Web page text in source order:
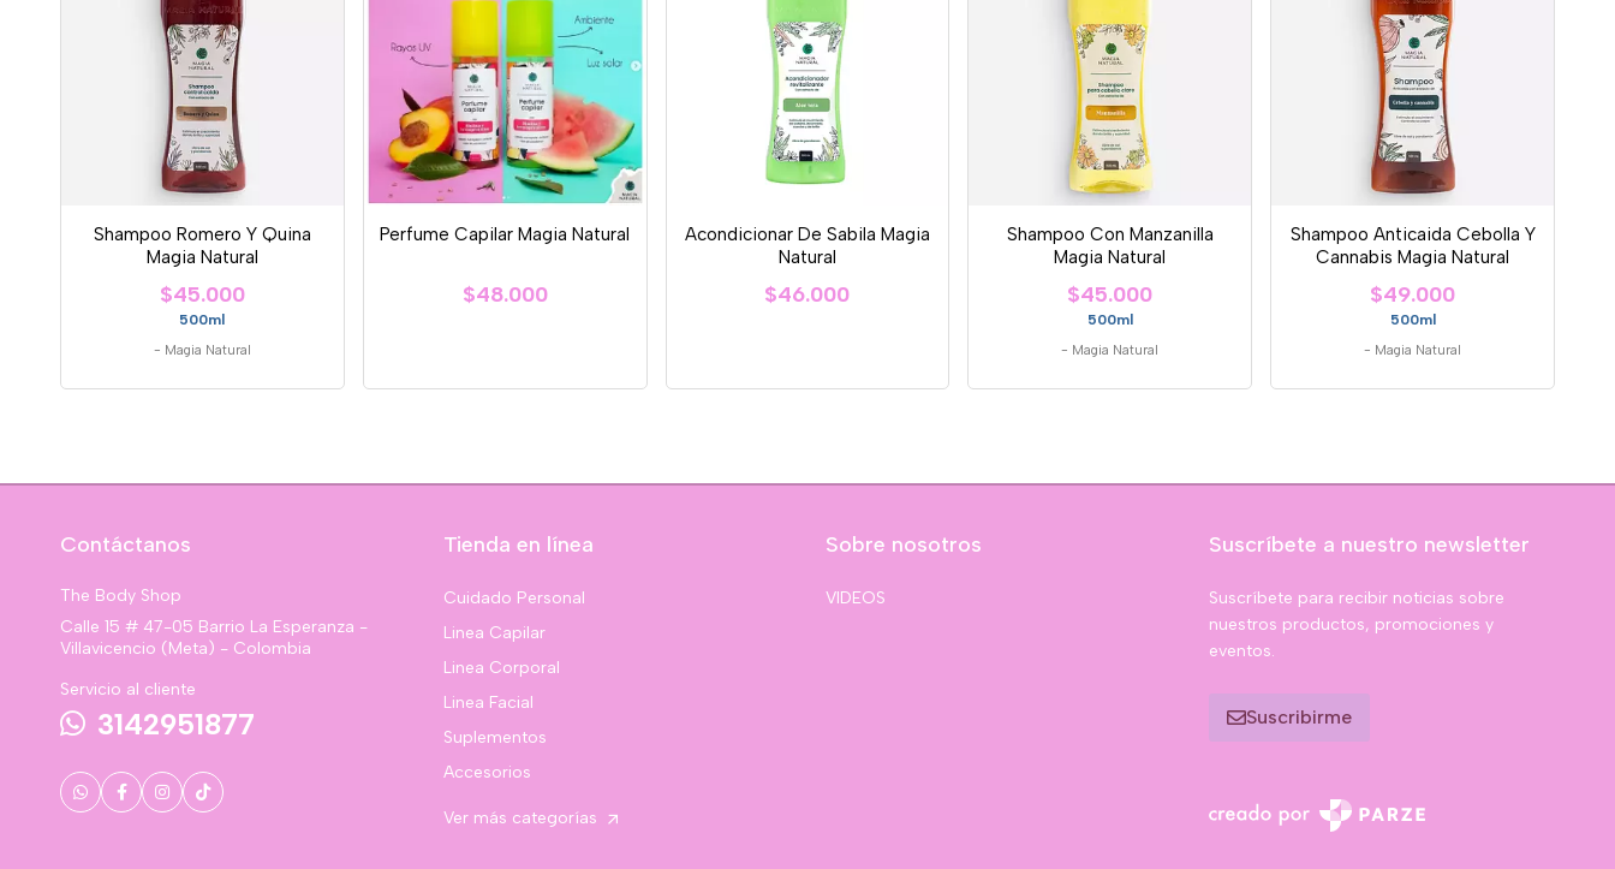
Shampoo Romero Y Quina
Magia Natural
$45.000
500ml
- Magia Natural
Perfume Capilar Magia Natural
$48.000
Acondicionar De Sabila Magia
Natural
$46.000
Shampoo Con Manzanilla
Magia Natural
$45.000
500ml
- Magia Natural
Shampoo Anticaida Cebolla Y
Cannabis Magia Natural
$49.000
500ml
- Magia Natural
Contáctanos
The Body Shop
Calle 15 # 47-05 Barrio La Esperanza -
Villavicencio (Meta) - Colombia
Servicio al cliente
3142951877
Tienda en línea
Cuidado Personal
Linea Capilar
Linea Corporal
Linea Facial
Suplementos
Accesorios
Ver más categorías
Sobre nosotros
VIDEOS
Suscríbete a nuestro newsletter
Suscríbete para recibir noticias sobre
nuestros productos, promociones y
eventos.
Suscribirme